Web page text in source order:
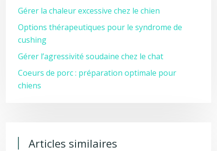
Gérer la chaleur excessive chez le chien
Options thérapeutiques pour le syndrome de
cushing
Gérer l’agressivité soudaine chez le chat
Coeurs de porc : préparation optimale pour
chiens
Articles similaires